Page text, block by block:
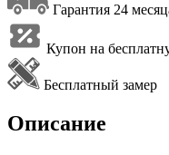
Гарантия 24
Купон на
Бесплатный замер
Описание